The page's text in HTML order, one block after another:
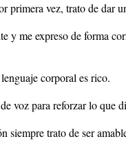
primera vez, trato de dar
y me expreso de forma
corporal es rico.
voz para reforzar lo que
siempre trato de ser